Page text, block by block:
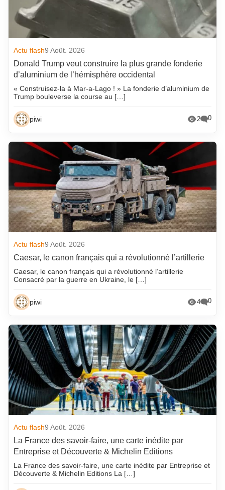
Actu flash9 Août. 2026
Donald Trump veut construire la plus grande fonderie
d’aluminium de l’hémisphère occidental
« Construisez-la à Mar-a-Lago ! » La fonderie d’aluminium de
Trump bouleverse la course au […]
piwi 2 0
Actu flash9 Août. 2026
Caesar, le canon français qui a révolutionné l’artillerie
Caesar, le canon français qui a révolutionné l’artillerie
Consacré par la guerre en Ukraine, le […]
piwi 4 0
Actu flash9 Août. 2026
La France des savoir-faire, une carte inédite par
Entreprise et Découverte & Michelin Editions
La France des savoir-faire, une carte inédite par Entreprise et
Découverte & Michelin Editions La […]